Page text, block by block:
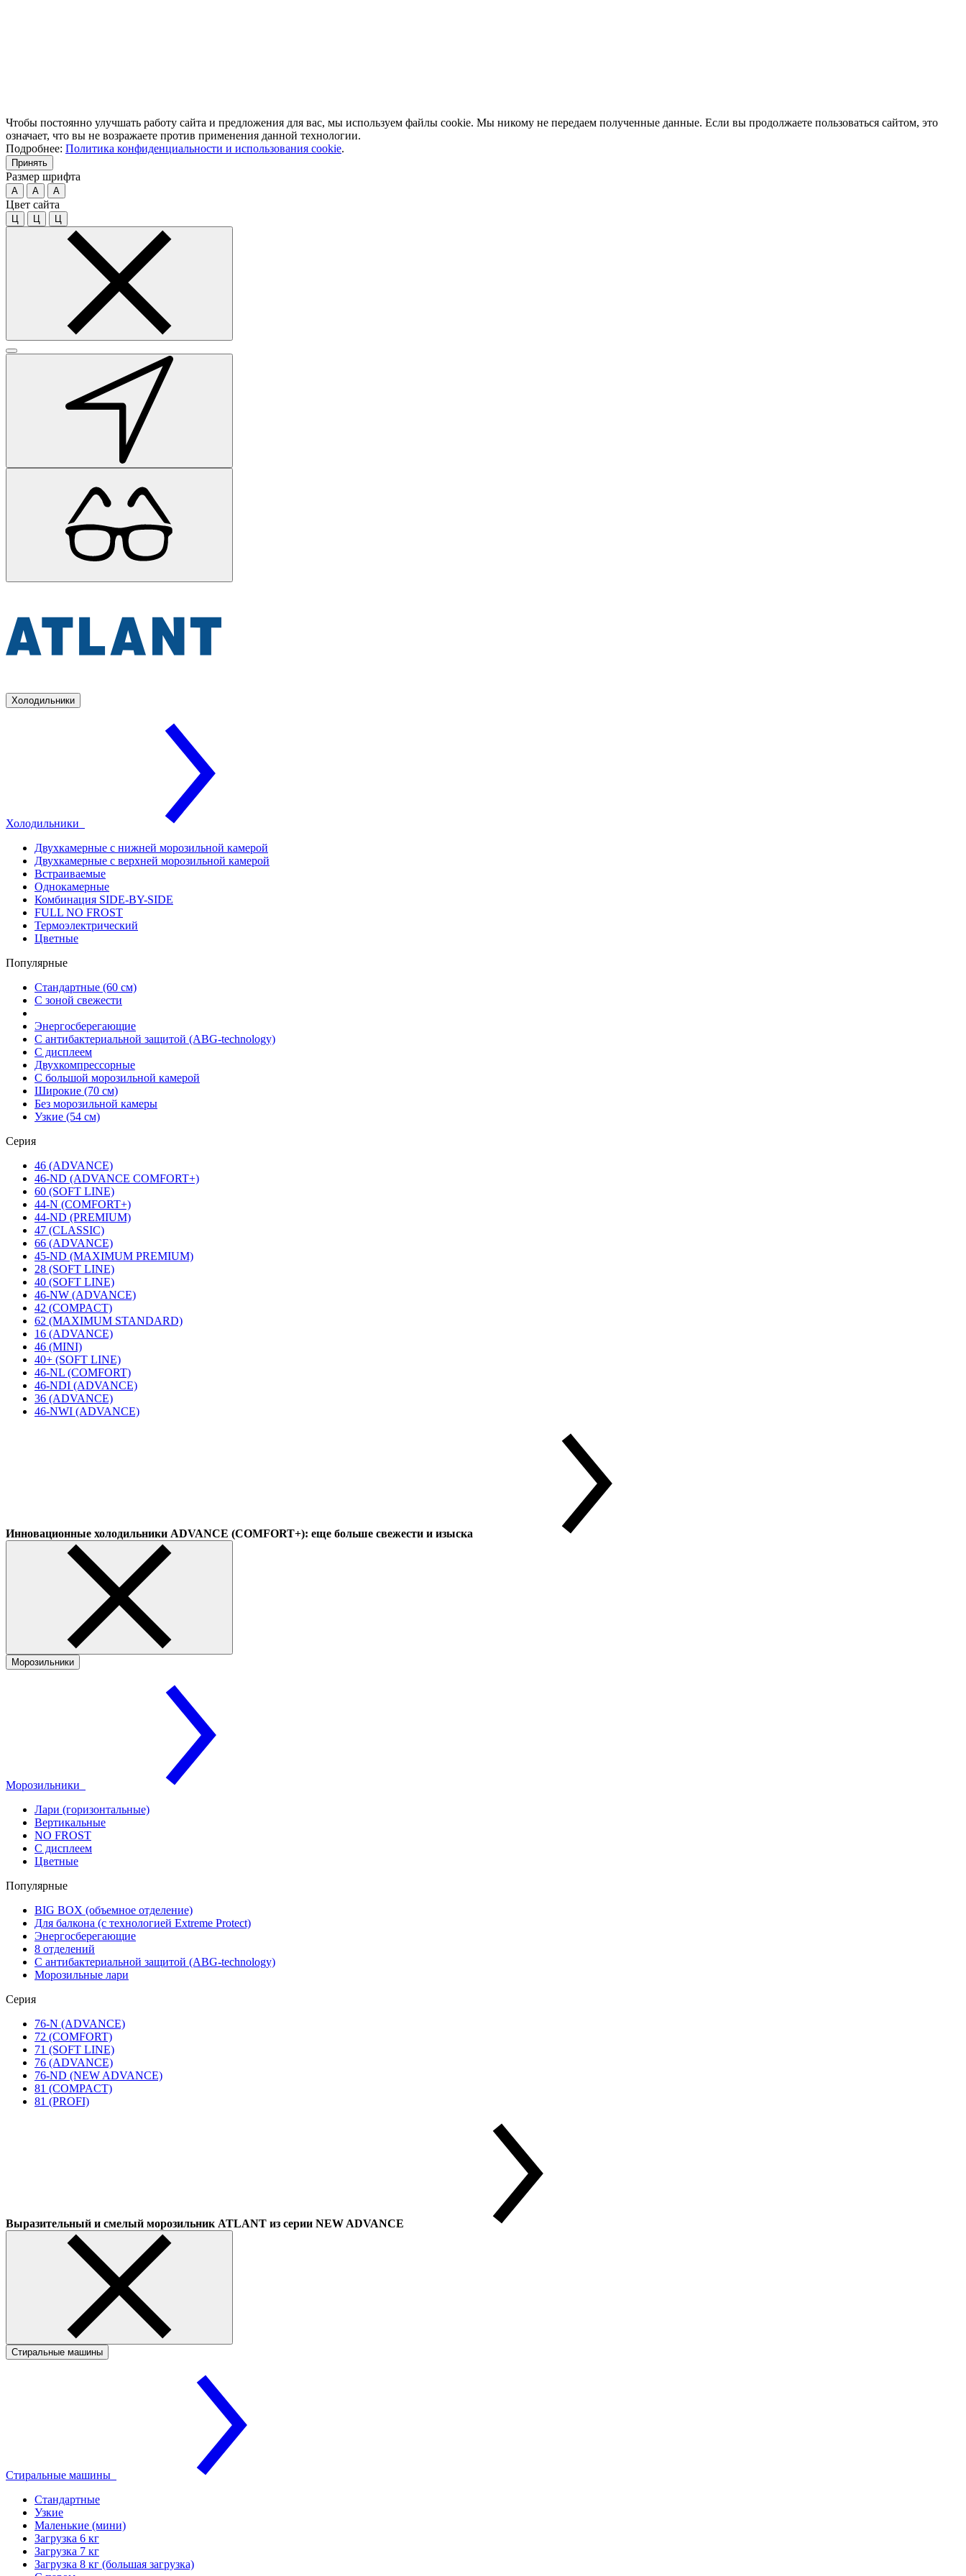
Чтобы постоянно улучшать работу сайта и предложения для вас, мы используем файлы cookie. Мы никому не передаем полученные данные. Если вы продолжаете пользоваться сайтом, это
означает, что вы не возражаете против применения данной технологии.
Подробнее: Политика конфиденциальности и использования cookie.
Принять
Размер шрифта
A A A
Цвет сайта
Ц Ц Ц
Холодильники
Холодильники
Двухкамерные с нижней морозильной камерой
Двухкамерные с верхней морозильной камерой
Встраиваемые
Однокамерные
Комбинация SIDE-BY-SIDE
FULL NO FROST
Термоэлектрический
Цветные
Популярные
Стандартные (60 см)
С зоной свежести
Энергосберегающие
С антибактериальной защитой (ABG-technology)
С дисплеем
Двухкомпрессорные
С большой морозильной камерой
Широкие (70 см)
Без морозильной камеры
Узкие (54 см)
Серия
46 (ADVANCE)
46-ND (ADVANCE COMFORT+)
60 (SOFT LINE)
44-N (COMFORT+)
44-ND (PREMIUM)
47 (CLASSIC)
66 (ADVANCE)
45-ND (MAXIMUM PREMIUM)
28 (SOFT LINE)
40 (SOFT LINE)
46-NW (ADVANCE)
42 (COMPACT)
62 (MAXIMUM STANDARD)
16 (ADVANCE)
46 (MINI)
40+ (SOFT LINE)
46-NL (COMFORT)
46-NDI (ADVANCE)
36 (ADVANCE)
46-NWI (ADVANCE)
Инновационные холодильники ADVANCE (COMFORT+): еще больше свежести и изыска
Морозильники
Морозильники
Лари (горизонтальные)
Вертикальные
NO FROST
С дисплеем
Цветные
Популярные
BIG BOX (объемное отделение)
Для балкона (с технологией Extreme Protect)
Энергосберегающие
8 отделений
С антибактериальной защитой (ABG-technology)
Морозильные лари
Серия
76-N (ADVANCE)
72 (COMFORT)
71 (SOFT LINE)
76 (ADVANCE)
76-ND (NEW ADVANCE)
81 (COMPACT)
81 (PROFI)
Выразительный и смелый морозильник ATLANT из серии NEW ADVANCE
Стиральные машины
Стиральные машины
Стандартные
Узкие
Маленькие (мини)
Загрузка 6 кг
Загрузка 7 кг
Загрузка 8 кг (большая загрузка)